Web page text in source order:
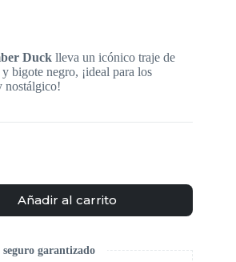
Duck lleva un icónico traje de
bigote negro, ¡ideal para los
nostálgico!
Añadir al carrito
seguro garantizado